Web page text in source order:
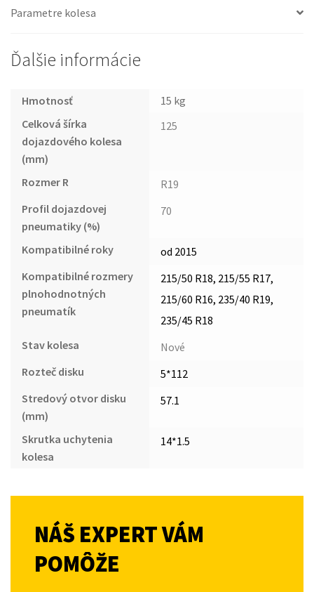
Parametre kolesa
Ďalšie informácie
Hmotnosť
15 kg
Celková šírka
dojazdového kolesa
(mm)
125
Rozmer R
R19
Profil dojazdovej
pneumatiky (%)
70
Kompatibilné roky
od 2015
Kompatibilné rozmery
plnohodnotných
pneumatík
215/50 R18, 215/55 R17,
215/60 R16, 235/40 R19,
235/45 R18
Stav kolesa
Nové
Rozteč disku
5*112
Stredový otvor disku
(mm)
57.1
Skrutka uchytenia
kolesa
14*1.5
NÁŠ EXPERT VÁM
POMÔŽE